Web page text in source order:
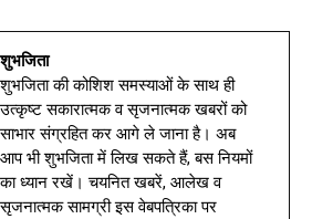
शुभजिता
शुभजिता की कोशिश समस्याओं के साथ ही
उत्कृष्ट सकारात्मक व सृजनात्मक खबरों को
साभार संग्रहित कर आगे ले जाना है। अब
आप भी शुभजिता में लिख सकते हैं, बस नियमों
का ध्यान रखें। चयनित खबरें, आलेख व
सृजनात्मक सामग्री इस वेबपत्रिका पर